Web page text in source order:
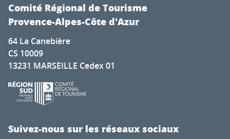
Comité Régional de Tourisme
Provence-Alpes-Côte d'Azur
64 La Canebière
CS 10009
13231 MARSEILLE Cedex 01
Suivez-nous sur les réseaux sociaux